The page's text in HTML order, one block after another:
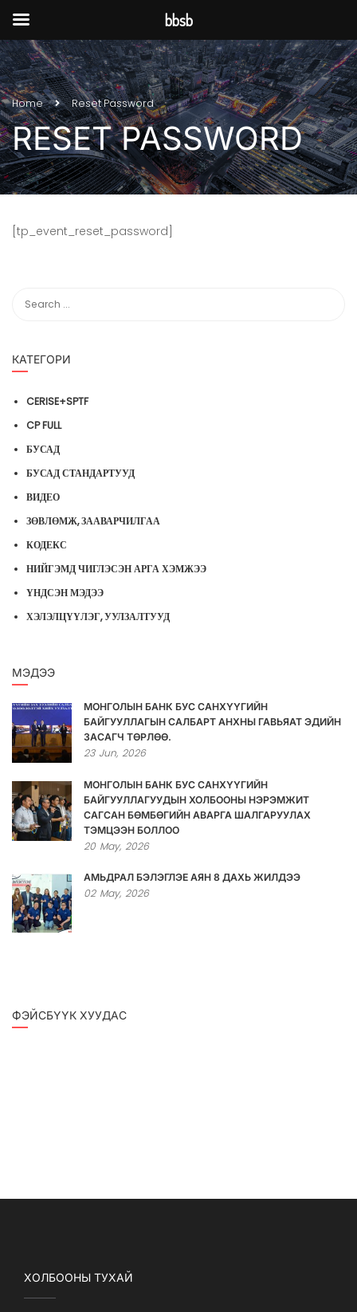
Home Reset Password
RESET PASSWORD
[tp_event_reset_password]
КАТЕГОРИ
CERISE+SPTF
CP FULL
БУСАД
БУСАД СТАНДАРТУУД
ВИДЕО
ЗӨВЛӨМЖ, ЗААВАРЧИЛГАА
КОДЕКС
НИЙГЭМД ЧИГЛЭСЭН АРГА ХЭМЖЭЭ
ҮНДСЭН МЭДЭЭ
ХЭЛЭЛЦҮҮЛЭГ, УУЛЗАЛТУУД
МЭДЭЭ
МОНГОЛЫН БАНК БУС САНХҮҮГИЙН
БАЙГУУЛЛАГЫН САЛБАРТ АНХНЫ ГАВЬЯАТ ЭДИЙН
ЗАСАГЧ ТӨРЛӨӨ.
23 Jun, 2026
МОНГОЛЫН БАНК БУС САНХҮҮГИЙН
БАЙГУУЛЛАГУУДЫН ХОЛБООНЫ НЭРЭМЖИТ
САГСАН БӨМБӨГИЙН АВАРГА ШАЛГАРУУЛАХ
ТЭМЦЭЭН БОЛЛОО
20 May, 2026
АМЬДРАЛ БЭЛЭГЛЭЕ АЯН 8 ДАХЬ ЖИЛДЭЭ
02 May, 2026
ФЭЙСБҮҮК ХУУДАС
ХОЛБООНЫ ТУХАЙ
bbsb